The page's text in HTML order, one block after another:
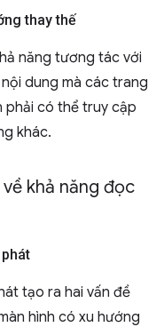
thay thế
năng tương tác với
dung mà các trang
phải có thể truy cập
khác.
khả năng đọc
tạo ra hai vấn đề
hình có xu hướng